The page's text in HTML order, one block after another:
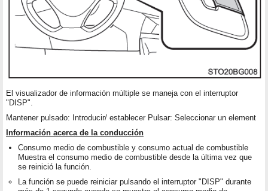
El visualizador de información múltiple se maneja con el interruptor
"DISP".
Mantener pulsado: Introducir/ establecer Pulsar: Seleccionar un element
Información acerca de la conducción
Consumo medio de combustible y consumo actual de combustible
Muestra el consumo medio de combustible desde la última vez que
se reinició la función.
La función se puede reiniciar pulsando el interruptor "DISP" durante